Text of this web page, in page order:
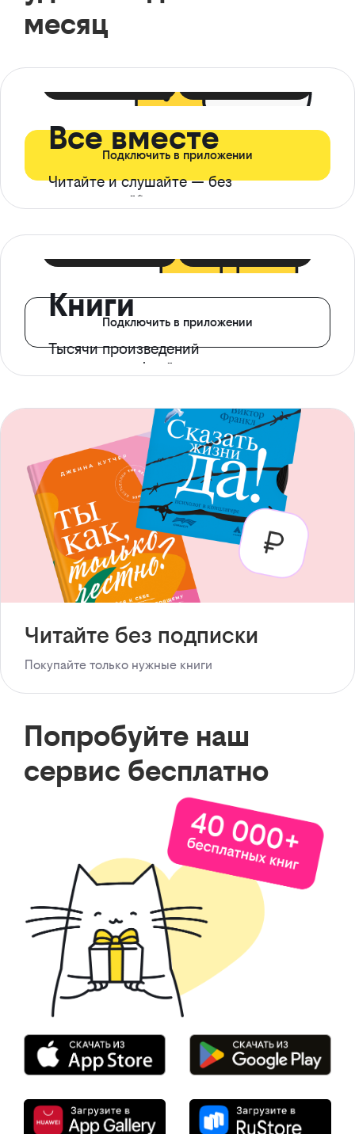
месяц
Все вместе
Читайте и слушайте — без
ограничений*
Подключить в приложении
Книги
Тысячи произведений
с доступом офлайн
Подключить в приложении
Читайте без подписки
Покупайте только нужные книги
Попробуйте наш
сервис бесплатно